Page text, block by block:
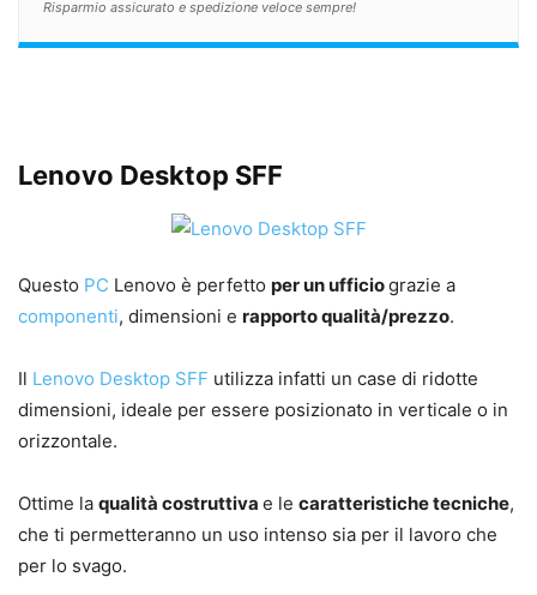
Risparmio assicurato e spedizione veloce sempre!
Lenovo Desktop SFF
Questo PC Lenovo è perfetto per un ufficiograzie a
componenti, dimensioni e rapporto qualità/prezzo.
Il Lenovo Desktop SFF utilizza infatti un case di ridotte
dimensioni, ideale per essere posizionato in verticale o in
orizzontale.
Ottime la qualità costruttiva e le caratteristiche tecniche,
che ti permetteranno un uso intenso sia per il lavoro che
per lo svago.